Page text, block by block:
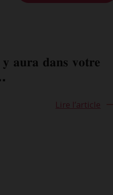
𝐲 𝐚𝐮𝐫𝐚 𝐝𝐚𝐧𝐬 𝐯𝐨𝐭𝐫𝐞
Lire l’article